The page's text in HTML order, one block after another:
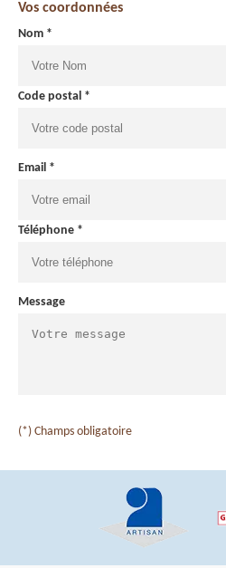
Vos coordonnées
Nom *
Code postal *
Email *
Téléphone *
Message
(*) Champs obligatoire